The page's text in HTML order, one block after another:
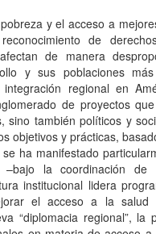
y el acceso a
de
de manera
y sus poblaciones
regional en
de proyectos
sino también políticos y
objetivos y prácticas,
ha manifestado
la coordinación de
institucional lidera
el acceso a la
“diplomacia regional”, la